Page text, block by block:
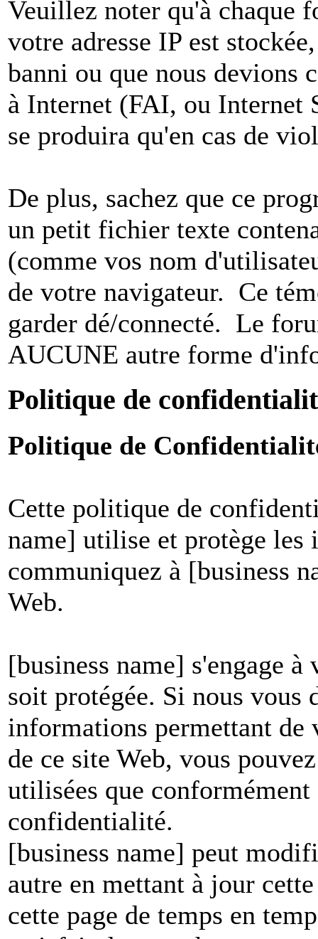
Veuillez noter qu'à chaque
votre adresse IP est
banni ou que nous devions
à Internet (FAI, ou
se produira qu'en cas de
De plus, sachez que ce
un petit fichier texte
(comme vos nom
de votre navigateur. Ce
garder dé/connecté. Le
AUCUNE autre forme
Politique de
Politique de
Cette politique de
name] utilise et protège les
communiquez à [business
Web.
[business name] s'engage
soit protégée. Si nous vous
informations permettant
de ce site Web, vous
utilisées que
confidentialité.
[business name] peut
autre en mettant à jour
cette page de temps en